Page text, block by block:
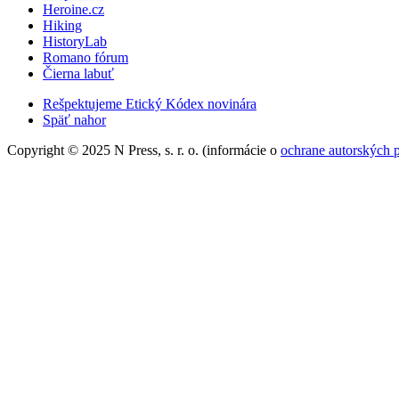
Heroine.cz
Hiking
HistoryLab
Romano fórum
Čierna labuť
Rešpektujeme Etický Kódex novinára
Späť nahor
Copyright © 2025 N Press, s. r. o. (informácie o ochrane autorských